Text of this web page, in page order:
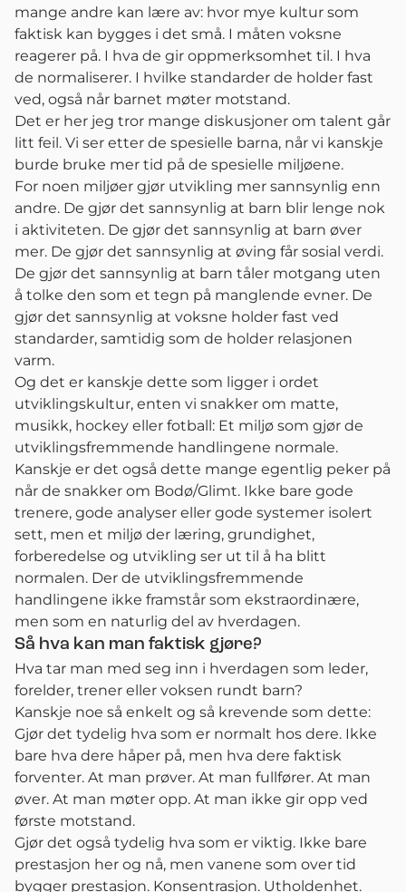
mange andre kan lære av: hvor mye kultur som
faktisk kan bygges i det små. I måten voksne
reagerer på. I hva de gir oppmerksomhet til. I hva
de normaliserer. I hvilke standarder de holder fast
ved, også når barnet møter motstand.
Det er her jeg tror mange diskusjoner om talent går
litt feil. Vi ser etter de spesielle barna, når vi kanskje
burde bruke mer tid på de spesielle miljøene.
For noen miljøer gjør utvikling mer sannsynlig enn
andre. De gjør det sannsynlig at barn blir lenge nok
i aktiviteten. De gjør det sannsynlig at barn øver
mer. De gjør det sannsynlig at øving får sosial verdi.
De gjør det sannsynlig at barn tåler motgang uten
å tolke den som et tegn på manglende evner. De
gjør det sannsynlig at voksne holder fast ved
standarder, samtidig som de holder relasjonen
varm.
Og det er kanskje dette som ligger i ordet
utviklingskultur, enten vi snakker om matte,
musikk, hockey eller fotball: Et miljø som gjør de
utviklingsfremmende handlingene normale.
Kanskje er det også dette mange egentlig peker på
når de snakker om Bodø/Glimt. Ikke bare gode
trenere, gode analyser eller gode systemer isolert
sett, men et miljø der læring, grundighet,
forberedelse og utvikling ser ut til å ha blitt
normalen. Der de utviklingsfremmende
handlingene ikke framstår som ekstraordinære,
men som en naturlig del av hverdagen.
Så hva kan man faktisk gjøre?
Hva tar man med seg inn i hverdagen som leder,
forelder, trener eller voksen rundt barn?
Kanskje noe så enkelt og så krevende som dette:
Gjør det tydelig hva som er normalt hos dere. Ikke
bare hva dere håper på, men hva dere faktisk
forventer. At man prøver. At man fullfører. At man
øver. At man møter opp. At man ikke gir opp ved
første motstand.
Gjør det også tydelig hva som er viktig. Ikke bare
prestasjon her og nå, men vanene som over tid
bygger prestasjon. Konsentrasjon. Utholdenhet.